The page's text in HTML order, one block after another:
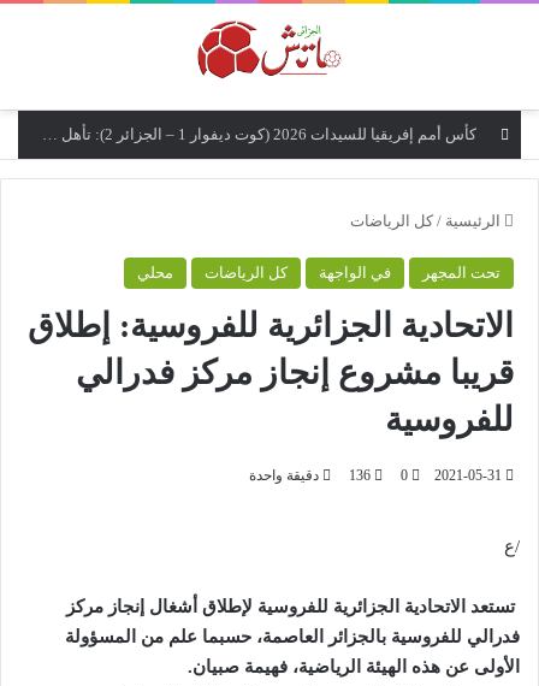
كأس أمم إفريقيا للسيدات 2026 (كوت ديفوار 1 – الجزائر 2): تأهل تاريخي مزدوج إلى نصف النهائي وإلى نهائيات كأس العالم 2027
الرئيسية / كل الرياضات
تحت المجهر في الواجهة كل الرياضات محلي
الاتحادية الجزائرية للفروسية: إطلاق
قريبا مشروع إنجاز مركز فدرالي
للفروسية
2021-05-31
0
136 دقيقة واحدة
/ع
تستعد الاتحادية الجزائرية للفروسية لإطلاق أشغال إنجاز مركز
فدرالي للفروسية بالجزائر العاصمة، حسبما علم من المسؤولة
الأولى عن هذه الهيئة الرياضية، فهيمة صبيان.